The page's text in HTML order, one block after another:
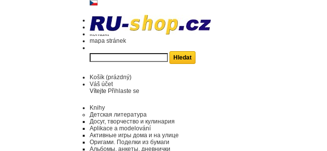
kontakt
mapa stránek
Košík (prázdný)
Váš účet
Vítejte Přihlaste se
Knihy
Детская литература
Досуг, творчество и кулинария
Aplikace a modelování
Активные игры дома и на улице
Оригами. Поделки из бумаги
Альбомы, анкеты, дневнички